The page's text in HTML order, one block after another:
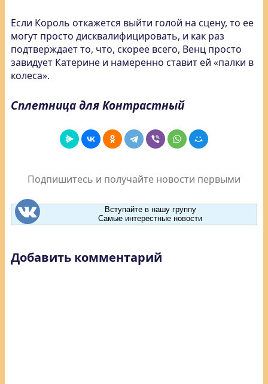
Если Король откажется выйти голой на сцену, то ее
могут просто дисквалифицировать, и как раз
подтверждает то, что, скорее всего, Венц просто
завидует Катерине и намеренно ставит ей «палки в
колеса».
Сплетница для Контрастный
Подпишитесь и получайте новости первыми
Вступайте в нашу группу
Самые интерестные новости
Добавить комментарий